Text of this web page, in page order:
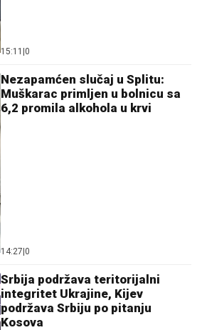
15:11 |0
Nezapamćen slučaj u Splitu:
Muškarac primljen u bolnicu sa
6,2 promila alkohola u krvi
14:27|0
Srbija podržava teritorijalni
integritet Ukrajine, Kijev
podržava Srbiju po pitanju
Kosova